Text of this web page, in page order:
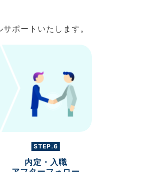
ポートいたします。
STEP.6
内定・入職